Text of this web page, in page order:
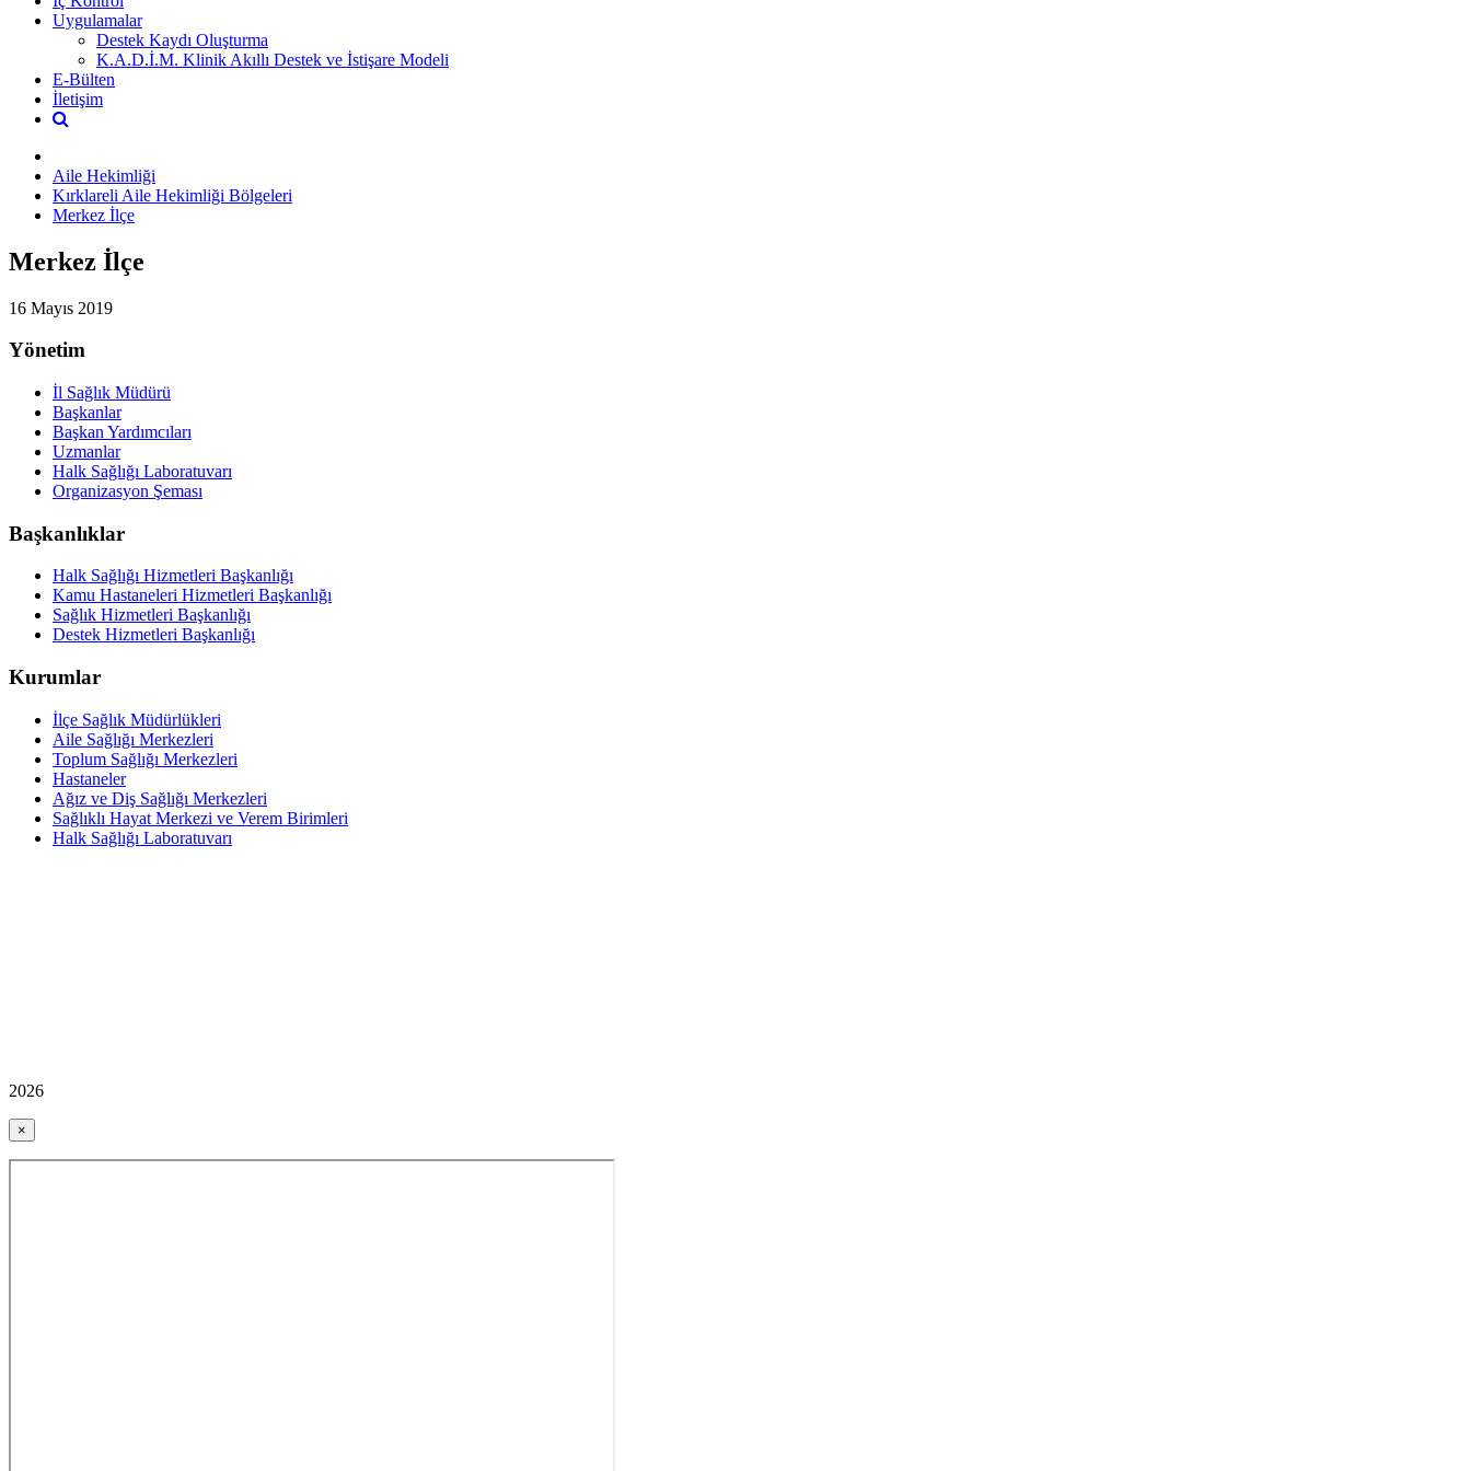
Uygulamalar
Destek Kaydı Oluşturma
K.A.D.İ.M. Klinik Akıllı Destek ve İstişare Modeli
E-Bülten
İletişim
Aile Hekimliği
Kırklareli Aile Hekimliği Bölgeleri
Merkez İlçe
Merkez İlçe
16 Mayıs 2019
Yönetim
İl Sağlık Müdürü
Başkanlar
Başkan Yardımcıları
Uzmanlar
Halk Sağlığı Laboratuvarı
Organizasyon Şeması
Başkanlıklar
Halk Sağlığı Hizmetleri Başkanlığı
Kamu Hastaneleri Hizmetleri Başkanlığı
Sağlık Hizmetleri Başkanlığı
Destek Hizmetleri Başkanlığı
Kurumlar
İlçe Sağlık Müdürlükleri
Aile Sağlığı Merkezleri
Toplum Sağlığı Merkezleri
Hastaneler
Ağız ve Diş Sağlığı Merkezleri
Sağlıklı Hayat Merkezi ve Verem Birimleri
Halk Sağlığı Laboratuvarı
2026
×